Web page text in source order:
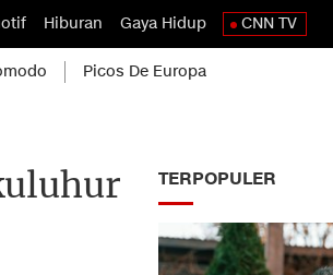
Hiburan Gaya Hidup CNN TV
Picos De Europa
TERPOPULER